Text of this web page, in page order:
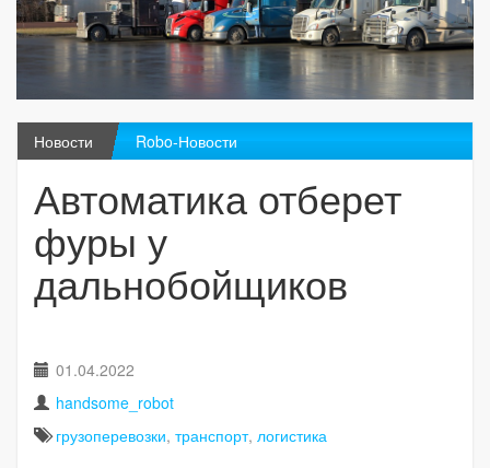
Новости Robo-Новости
Автоматика отберет
фуры у
дальнобойщиков
01.04.2022
handsome_robot
грузоперевозки, транспорт, логистика